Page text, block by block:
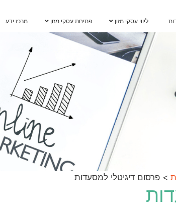
ליווי עסקי מזון פתיחת עסקי מזון מרכז ידע
> פרסום דיגיטלי למסעדות